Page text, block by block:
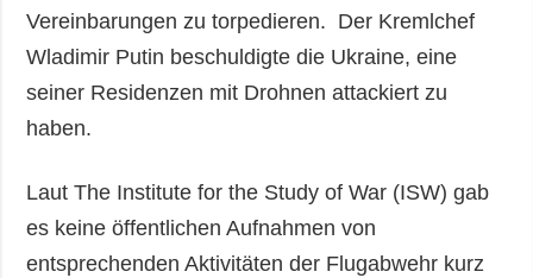
Vereinbarungen zu torpedieren. Der Kremlchef
Wladimir Putin beschuldigte die Ukraine, eine
seiner Residenzen mit Drohnen attackiert zu
haben.
Laut The Institute for the Study of War (ISW) gab
es keine öffentlichen Aufnahmen von
entsprechenden Aktivitäten der Flugabwehr kurz